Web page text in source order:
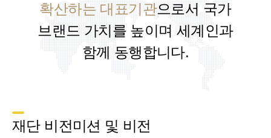
확산하는 대표기관으로서 국가
브랜드 가치를 높이며 세계인과
함께 동행합니다.
재단 비전미션 및 비전